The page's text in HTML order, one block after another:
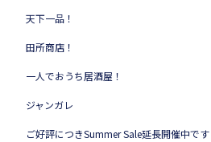
天下一品！
田所商店！
一人でおうち居酒屋！
ジャンガレ
ご好評につきSummer Sale延長開催中です